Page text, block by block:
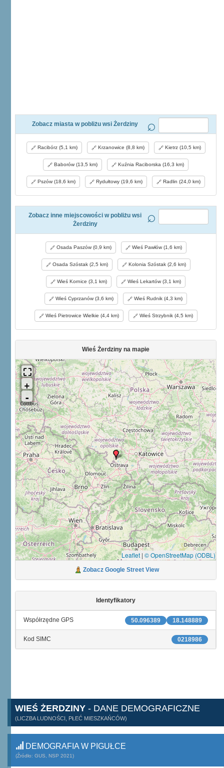
Zobacz miasta w pobliżu wsi Żerdziny
Racibórz (5,1 km) Krzanowice (8,8 km) Kietrz (10,5 km)
Baborów (13,5 km) Kuźnia Raciborska (16,3 km)
Pszów (18,6 km) Rydułtowy (19,6 km) Radlin (24,0 km)
Zobacz inne miejscowości w pobliżu wsi
Żerdziny
Osada Paszów (0,9 km) Wieś Pawłów (1,6 km)
Osada Szóstak (2,5 km) Kolonia Szóstak (2,6 km)
Wieś Kornice (3,1 km) Wieś Lekartów (3,1 km)
Wieś Cyprzanów (3,6 km) Wieś Rudnik (4,3 km)
Wieś Pietrowice Wielkie (4,4 km) Wieś Strzybnik (4,5 km)
Wieś Żerdziny na mapie
Leaflet | © OpenStreetMap (ODBL)
Zobacz Google Street View
Identyfikatory
18.148889
50.096389
Współrzędne GPS
0218986
Kod SIMC
WIEŚ ŻERDZINY - DANE DEMOGRAFICZNE
(LICZBA LUDNOŚCI, PŁEĆ MIESZKAŃCÓW)
DEMOGRAFIA W PIGUŁCE
(Źródło: GUS, NSP 2021)